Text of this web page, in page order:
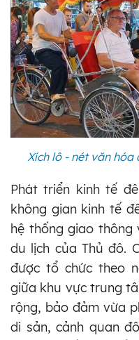
Xích lô - nét văn hóa
Phát triển kinh tế
không gian kinh tế
hệ thống giao thông
du lịch của Thủ đô.
được tổ chức theo
giữa khu vực trung
rộng, bảo đảm vừa
di sản, cảnh quan